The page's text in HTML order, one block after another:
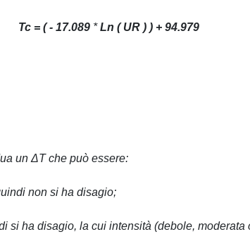
Tc = ( - 17.089 *Ln ( UR ) ) + 94.979
un ΔT che può essere:
non si ha disagio;
ha disagio, la cui intensità (debole, moderata